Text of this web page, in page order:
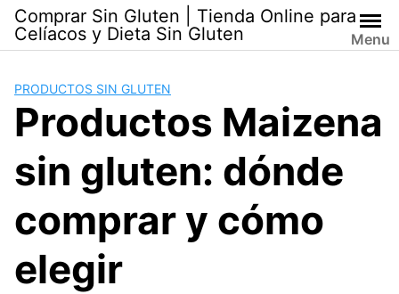
Skip
content
Comprar Sin Gluten | Tienda Online para
Celíacos y Dieta Sin Gluten
Menu
PRODUCTOS SIN GLUTEN
Productos Maizena
sin gluten: dónde
comprar y cómo
elegir